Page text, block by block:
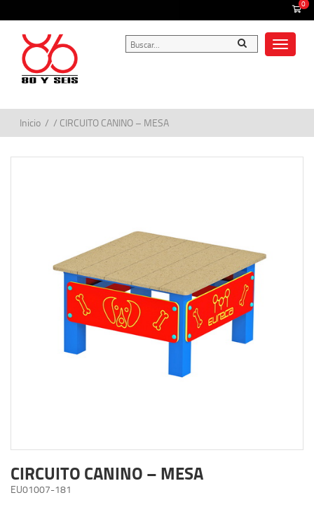
0
Toggle
Inicio / / CIRCUITO CANINO – MESA
CIRCUITO CANINO – MESA
EU01007-181